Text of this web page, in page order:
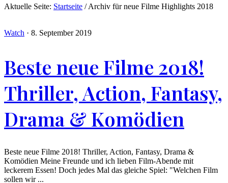
Aktuelle Seite: Startseite /Archiv für neue Filme Highlights 2018
Watch · 8. September 2019
Beste neue Filme 2018!
Thriller, Action, Fantasy,
Drama & Komödien
Beste neue Filme 2018! Thriller, Action, Fantasy, Drama &
Komödien Meine Freunde und ich lieben Film-Abende mit
leckerem Essen! Doch jedes Mal das gleiche Spiel: "Welchen Film
sollen wir ...